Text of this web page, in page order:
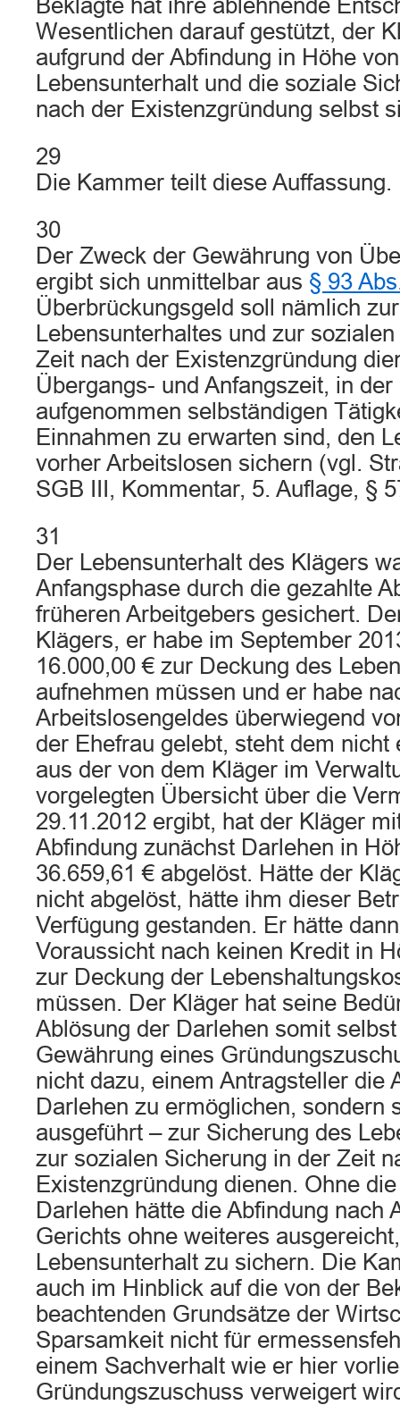
Beklagte hat ihre ablehnende
Wesentlichen darauf gestützt, der
aufgrund der Abfindung in Höhe
Lebensunterhalt und die soziale
nach der Existenzgründung selbst
29
Die Kammer teilt diese Auffassung.
30
Der Zweck der Gewährung von
ergibt sich unmittelbar aus § 93
Überbrückungsgeld soll nämlich
Lebensunterhaltes und zur
Zeit nach der Existenzgründung
Übergangs- und Anfangszeit, in
aufgenommen selbständigen
Einnahmen zu erwarten sind, den
vorher Arbeitslosen sichern (vgl.
SGB III, Kommentar, 5. Auflage, §
31
Der Lebensunterhalt des Klägers
Anfangsphase durch die gezahlte
früheren Arbeitgebers gesichert.
Klägers, er habe im September
16.000,00 € zur Deckung des
aufnehmen müssen und er habe
Arbeitslosengeldes überwiegend
der Ehefrau gelebt, steht dem nicht
aus der von dem Kläger im
vorgelegten Übersicht über die
29.11.2012 ergibt, hat der Kläger
Abfindung zunächst Darlehen in
36.659,61 € abgelöst. Hätte der
nicht abgelöst, hätte ihm dieser
Verfügung gestanden. Er hätte
Voraussicht nach keinen Kredit in
zur Deckung der
müssen. Der Kläger hat seine
Ablösung der Darlehen somit
Gewährung eines
nicht dazu, einem Antragsteller die
Darlehen zu ermöglichen, sondern
ausgeführt – zur Sicherung des
zur sozialen Sicherung in der Zeit
Existenzgründung dienen. Ohne
Darlehen hätte die Abfindung nach
Gerichts ohne weiteres
Lebensunterhalt zu sichern. Die
auch im Hinblick auf die von der
beachtenden Grundsätze der
Sparsamkeit nicht für
einem Sachverhalt wie er hier
Gründungszuschuss verweigert